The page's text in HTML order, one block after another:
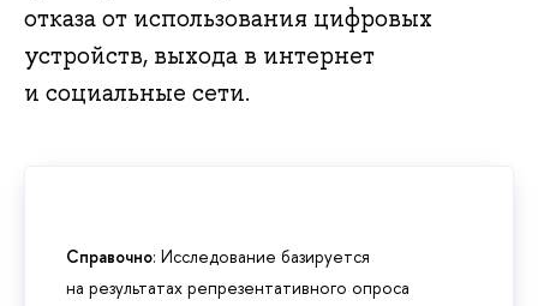
отказа от использования цифровых
устройств, выхода в интернет
и социальные сети.
Справочно: Исследование базируется
на результатах репрезентативного опроса